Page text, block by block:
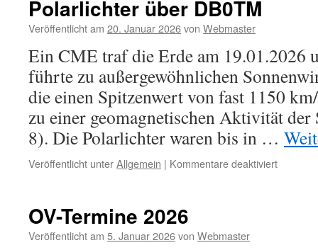
Polarlichter über DB0TM
Veröffentlicht am 20. Januar 2026von Webmaster
Ein CME traf die Erde am 19.01.2026
führte zu außergewöhnlichen
die einen Spitzenwert von fast 1150
zu einer geomagnetischen Aktivität
8). Die Polarlichter waren bis in …
Veröffentlicht unterAllgemein | Kommentare deaktiviertfür
OV-Termine 2026
Veröffentlicht am 5. Januar 2026von Webmaster